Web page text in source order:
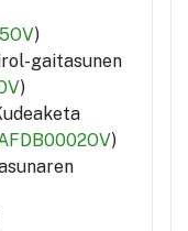
)
gaitasunen
)
)